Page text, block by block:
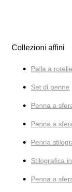
Collezioni affini
Palla a rotelle
Set di penne
Penna a
Penna a
Penna
Stilografica
Penna a